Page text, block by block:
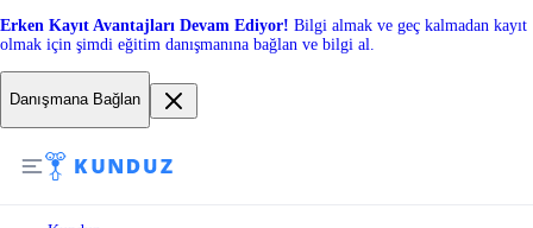
Erken Kayıt Avantajları Devam Ediyor! Bilgi almak ve geç kalmadan kayıt
olmak için şimdi eğitim danışmanına bağlan ve bilgi al.
Danışmana Bağlan